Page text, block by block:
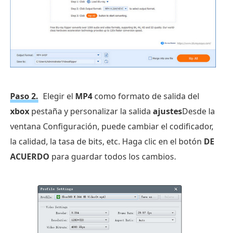
Paso 2. Elegir el MP4 como formato de salida del
xbox pestaña y personalizar la salida ajustesDesde la
ventana Configuración, puede cambiar el codificador,
la calidad, la tasa de bits, etc. Haga clic en el botón DE
ACUERDO para guardar todos los cambios.